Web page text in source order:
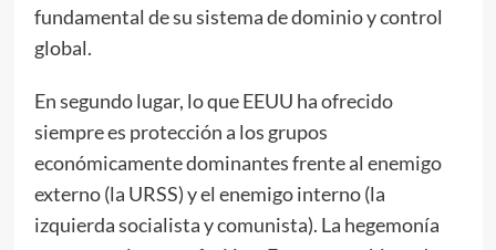
fundamental de su sistema de dominio y control
global.
En segundo lugar, lo que EEUU ha ofrecido
siempre es protección a los grupos
económicamente dominantes frente al enemigo
externo (la URSS) y el enemigo interno (la
izquierda socialista y comunista). La hegemonía